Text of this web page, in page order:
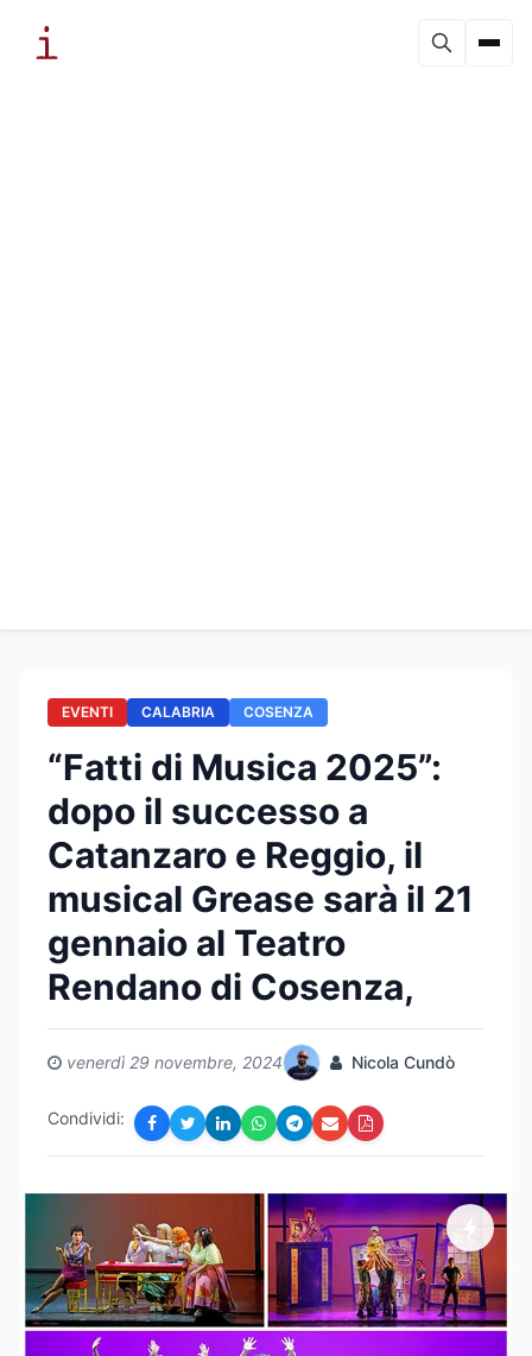
EVENTI CALABRIA COSENZA
“Fatti di Musica 2025”:
dopo il successo a
Catanzaro e Reggio, il
musical Grease sarà il 21
gennaio al Teatro
Rendano di Cosenza,
venerdì 29 novembre, 2024 Nicola Cundò
Condividi: